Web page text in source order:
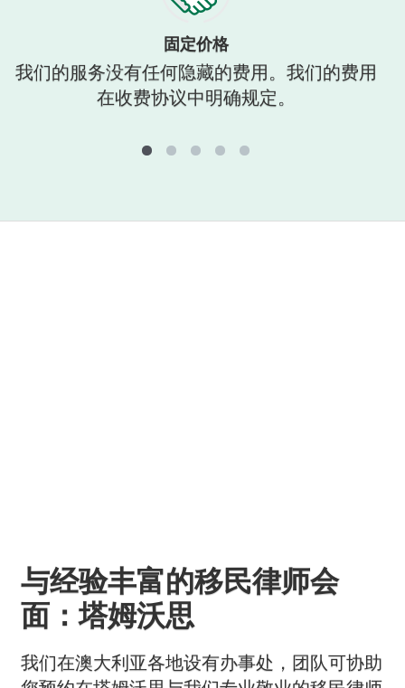
固定价格
我们的服务没有任何隐藏的费用。我们的费用
在收费协议中明确规定。
与经验丰富的移民律师会
面：塔姆沃思
我们在澳大利亚各地设有办事处，团队可协助